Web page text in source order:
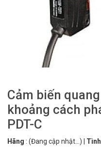
Cảm biến
khoảng cách
PDT-C
Hãng : (Đang cập nhật...)